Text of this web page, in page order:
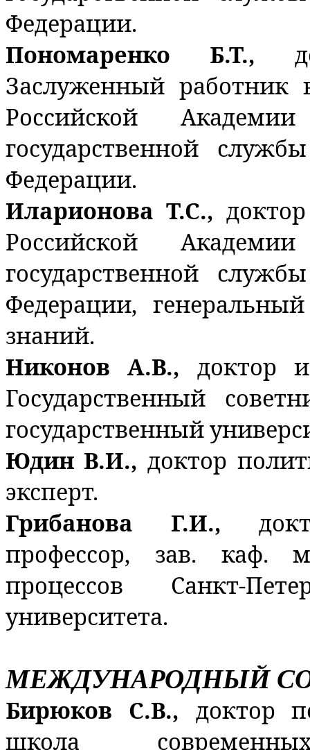
Федерации.
Пономаренко Б.Т.,
Заслуженный
Российской
государственной
Федерации.
Иларионова Т.С.,
Российской
государственной
Федерации,
знаний.
Никонов А.В., доктор
Государственный
государственный
Юдин В.И.,доктор
эксперт.
Грибанова Г.И.,
профессор, зав. каф.
процессов Санкт-
университета.
МЕЖДУНАРОДНЫЙ
Бирюков С.В., доктор
школа